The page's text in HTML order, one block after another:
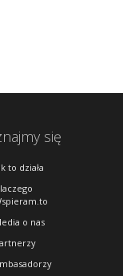
się
to działa
o nas